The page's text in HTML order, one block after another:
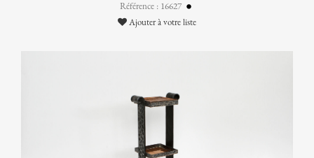
Référence : 16627
Ajouter à votre liste